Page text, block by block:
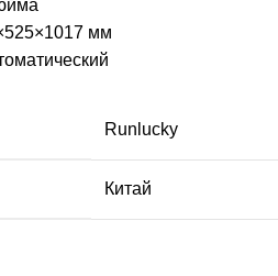
мм
Runlucky
Китай